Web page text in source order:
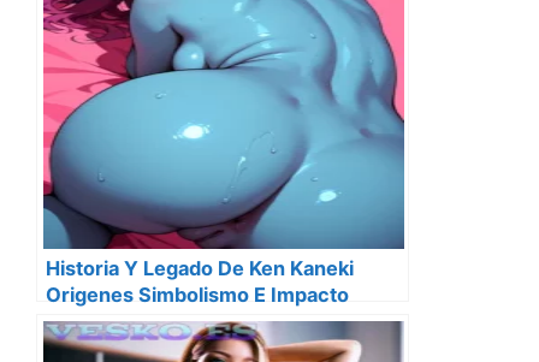
Historia Y Legado De Ken Kaneki
Origenes Simbolismo E Impacto
Cultural En 2025